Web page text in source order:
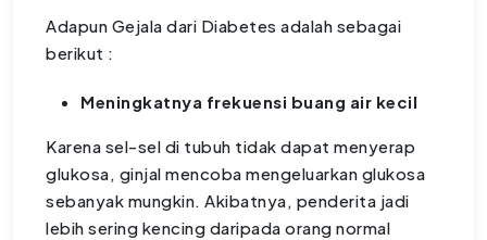
Adapun Gejala dari Diabetes adalah sebagai
berikut :
Meningkatnya frekuensi buang air kecil
Karena sel-sel di tubuh tidak dapat menyerap
glukosa, ginjal mencoba mengeluarkan glukosa
sebanyak mungkin. Akibatnya, penderita jadi
lebih sering kencing daripada orang normal